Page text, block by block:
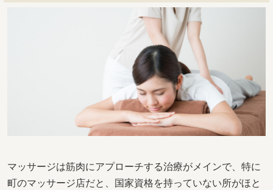
マッサージは筋肉にアプローチする治療がメインで、特に
町のマッサージ店だと、国家資格を持っていない所がほと